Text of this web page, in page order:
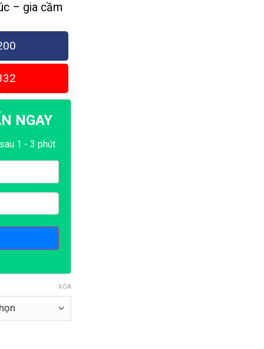
– gia cầm
NGAY
1 - 3 phút
XÓA